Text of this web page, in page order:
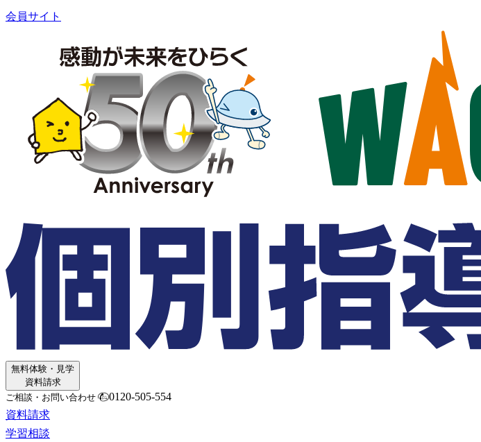
会員サイト
無料体験・見学
資料請求
ご相談・お問い合わせ
0120-505-554
資料請求
学習相談